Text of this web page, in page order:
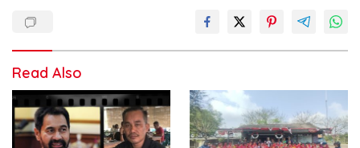
Read Also